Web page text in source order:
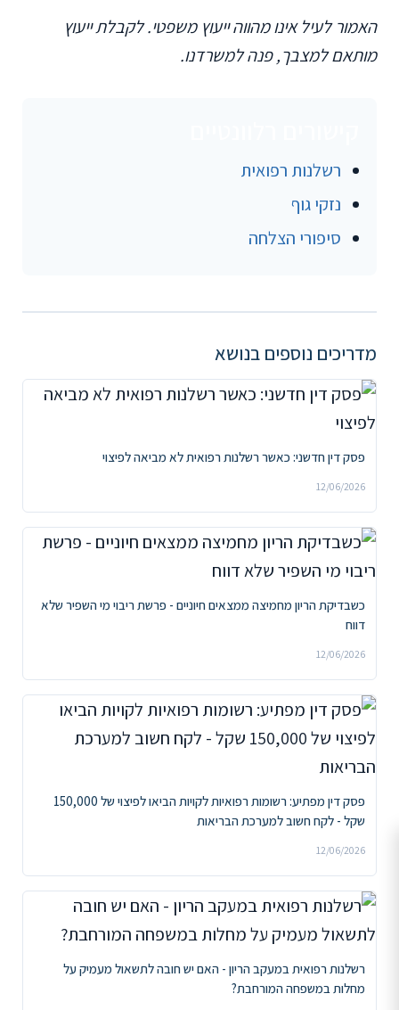
האמור לעיל אינו מהווה ייעוץ משפטי. לקבלת ייעוץ
מותאם למצבך, פנה למשרדנו.
רשלנות רפואית
נזקי גוף
סיפורי הצלחה
מדריכים נוספים בנושא
פסק דין חדשני: כאשר רשלנות רפואית לא מביאה לפיצוי
12/06/2026
כשבדיקת הריון מחמיצה ממצאים חיוניים - פרשת ריבוי מי השפיר שלא
דווח
12/06/2026
פסק דין מפתיע: רשומות רפואיות לקויות הביאו לפיצוי של 150,000
שקל - לקח חשוב למערכת הבריאות
12/06/2026
רשלנות רפואית במעקב הריון - האם יש חובה לתשאול מעמיק על
מחלות במשפחה המורחבת?